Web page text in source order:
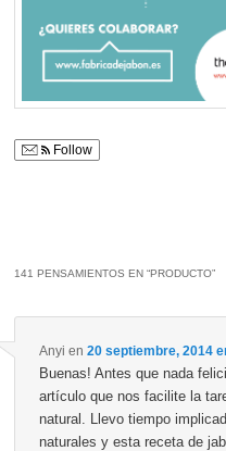
Follow
141 PENSAMIENTOS EN “PRODUCTO”
Anyi en 20 septiembre, 2014
Buenas! Antes que nada
artículo que nos facilite la
natural. Llevo tiempo
naturales y esta receta de